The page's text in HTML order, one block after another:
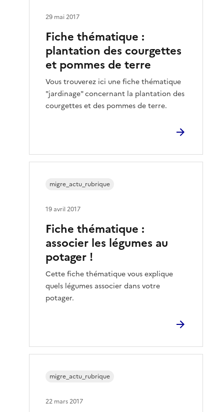
Fiche thématique :
plantation des courgettes
et pommes de terre
Vous trouverez ici une fiche thématique
"jardinage" concernant la plantation des
courgettes et des pommes de terre.
29 mai 2017
Fiche thématique :
associer les légumes au
potager !
Cette fiche thématique vous explique
quels légumes associer dans votre
potager.
migre_actu_rubrique
19 avril 2017
migre_actu_rubrique
22 mars 2017